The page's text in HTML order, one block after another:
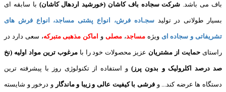
باف می باشد. شرکت سجاده باف کاشان (خورشید اردهال کاشان) با سابقه ای
بسیار طولانی در تولیدسجـاده فرش، انواع پشتی مساجد، انواع فرش های
تشریفاتی و سجاده ای ویژهمساجد،مصلی و اماکن مذهبی متبرکه، سعی دارد در
راستای حمایت از مشتریان عزیز محصولات خود را بامرغوب ترین مواد اولیه (نخ
صد درصد اکلرولیک و بدون پرز)و استفاده از تکنولوژی روز با پیشرفته ترین
دستگاه ها عرضه کند... وفرشی با کیفیت عالی و زیبا و ماندگار و درخور و شایسته